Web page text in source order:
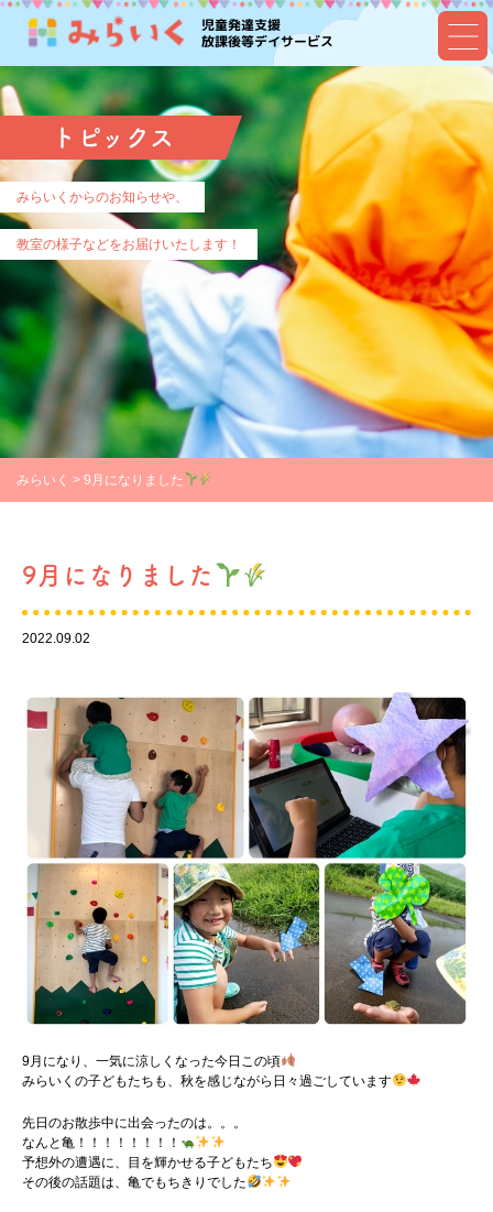
児童発達支援
放課後等デイサービス
トピックス
みらいくからのお知らせや、
教室の様子などをお届けいたします！
みらいく > 9月になりました
9月になりました
2022.09.02
9月になり、一気に涼しくなった今日この頃
みらいくの子どもたちも、秋を感じながら日々過ごしています
先日のお散歩中に出会ったのは。。。
なんと亀！！！！！！！！
予想外の遭遇に、目を輝かせる子どもたち
その後の話題は、亀でもちきりでした